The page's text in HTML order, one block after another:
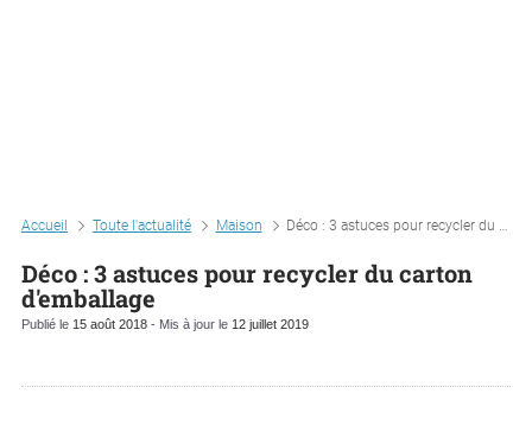
Accueil Toute l'actualité Maison Déco : 3 astuces pour recycler du carton d'emballage
Déco : 3 astuces pour recycler du carton
d'emballage
Publié le 15 août 2018 - Mis à jour le 12 juillet 2019